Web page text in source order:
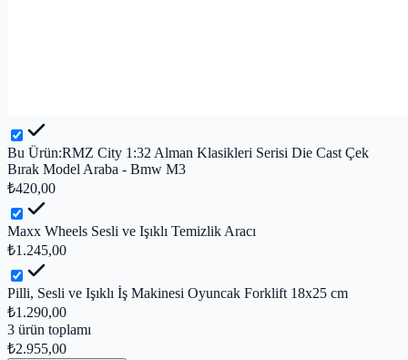
Bu Ürün:RMZ City 1:32 Alman Klasikleri Serisi Die Cast Çek
Bırak Model Araba - Bmw M3
₺420,00
Maxx Wheels Sesli ve Işıklı Temizlik Aracı
₺1.245,00
Pilli, Sesli ve Işıklı İş Makinesi Oyuncak Forklift 18x25 cm
₺1.290,00
3 ürün toplamı
₺2.955,00